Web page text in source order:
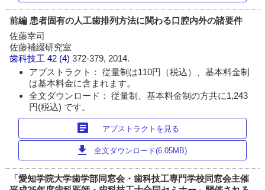
前編 患者固有の人工歯排列方法に関わる口腔内外の諸要件
佐藤幸司
佐藤補綴研究室
歯科技工 42 (4)372-379, 2014.
アブストラクト： 従量制は110円（税込）、基本料金制
は基本料金に含まれます。
全文ダウンロード： 従量制、基本料金制の方共に1,243
円(税込) です。
article アブストラクトを見る
download 全文ダウンロード(6.05MB)
「愛知学院大学歯学部同窓会・歯科技工専門学校同窓会主催